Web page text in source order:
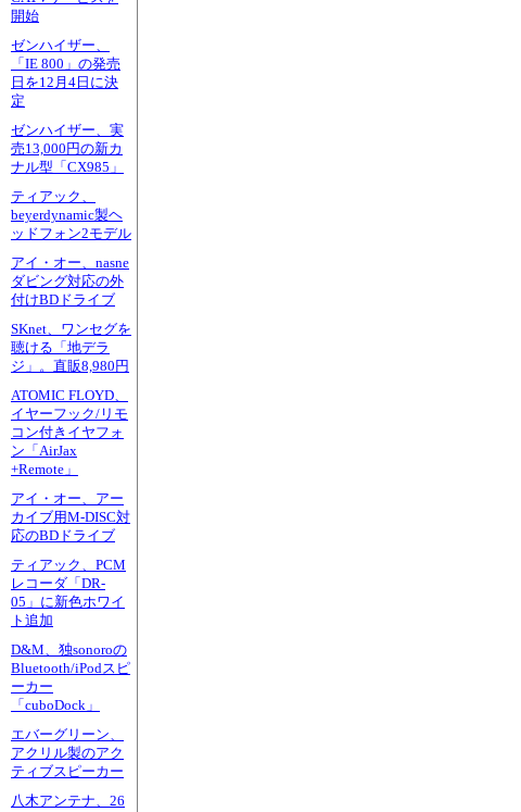
開始
ゼンハイザー、
「IE 800」の発売
日を12月4日に決
定
ゼンハイザー、実
売13,000円の新カ
ナル型「CX985」
ティアック、
beyerdynamic製ヘ
ッドフォン2モデル
アイ・オー、nasne
ダビング対応の外
付けBDドライブ
SKnet、ワンセグを
聴ける「地デラ
ジ」。直販8,980円
ATOMIC FLOYD、
イヤーフック/リモ
コン付きイヤフォ
ン「AirJax
+Remote」
アイ・オー、アー
カイブ用M-DISC対
応のBDドライブ
ティアック、PCM
レコーダ「DR-
05」に新色ホワイ
ト追加
D&M、独sonoroの
Bluetooth/iPodスピ
ーカー
「cuboDock」
エバーグリーン、
アクリル製のアク
ティブスピーカー
八木アンテナ、26